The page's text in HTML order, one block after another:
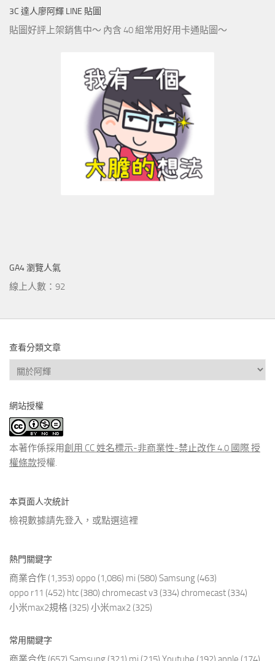
3C 達人廖阿輝 LINE 貼圖
貼圖好評上架銷售中～ 內含 40 組常用好用卡通貼圖～
GA4 瀏覽人氣
線上人數：92
查看分類文章
查
看
類
文
章
網站授權
本著作係採用創用 CC 姓名標示-非商業性-禁止改作 4.0 國際 授
權條款授權.
本頁面人次統計
檢視數據請先登入，或點選這裡
熱門關鍵字
商業合作 (1,353) oppo (1,086) mi (580) Samsung (463)
oppo r11 (452) htc (380) chromecast v3 (334) chromecast (334)
小米max2規格 (325) 小米max2 (325)
常用關鍵字